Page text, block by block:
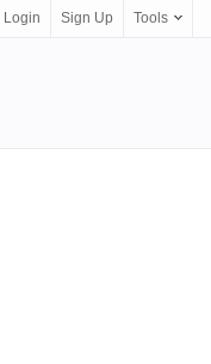
Login Sign Up Tools